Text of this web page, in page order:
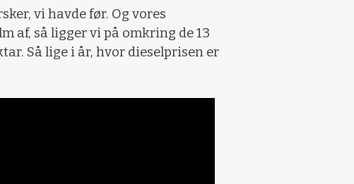
vi havde før. Og vores
af, så ligger vi på omkring de 13
Så lige i år, hvor dieselprisen er